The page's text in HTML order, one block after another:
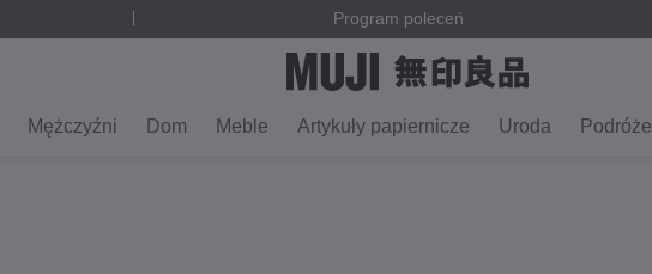
Program poleceń
Mężczyźni Dom Meble Artykuły papiernicze Uroda Podróże